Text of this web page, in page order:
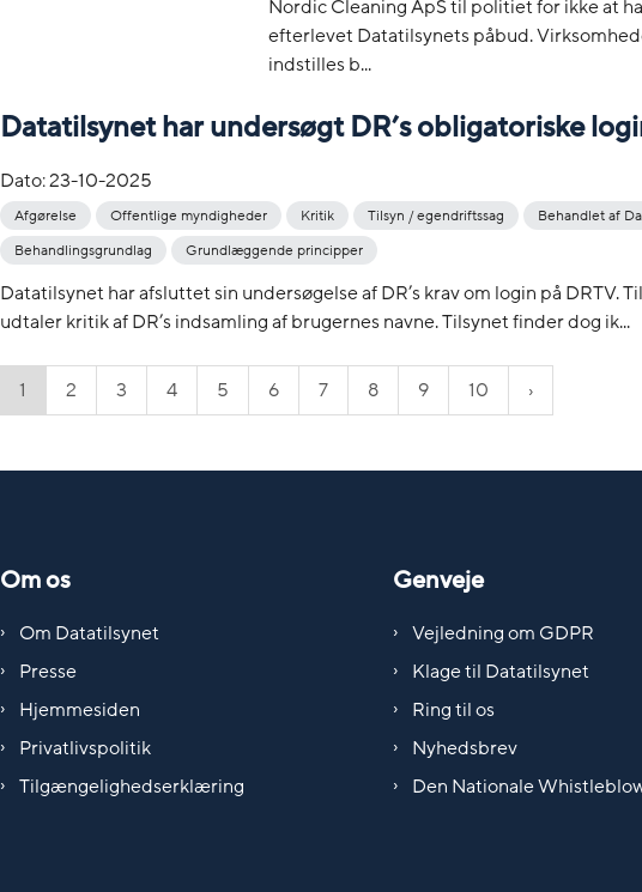
Nordic Cleaning ApS til politiet for ikke at
efterlevet Datatilsynets påbud.
indstilles b...
Datatilsynet har undersøgt DR’s obligatoriske
Dato:23-10-2025
Afgørelse Offentlige myndigheder Kritik Tilsyn / egendriftssag
Behandlet af
Behandlingsgrundlag
Grundlæggende principper
Datatilsynet har afsluttet sin undersøgelse af DR’s krav om login på DRTV.
udtaler kritik af DR’s indsamling af brugernes navne. Tilsynet finder dog ik...
1 2 3 4 5 6 7 8 9 10
Om os
Om Datatilsynet
Presse
Hjemmesiden
Privatlivspolitik
Tilgængelighedserklæring
Genveje
Vejledning om GDPR
Klage til Datatilsynet
Ring til os
Nyhedsbrev
Den Nationale